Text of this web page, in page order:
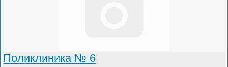
Поликлиника № 6